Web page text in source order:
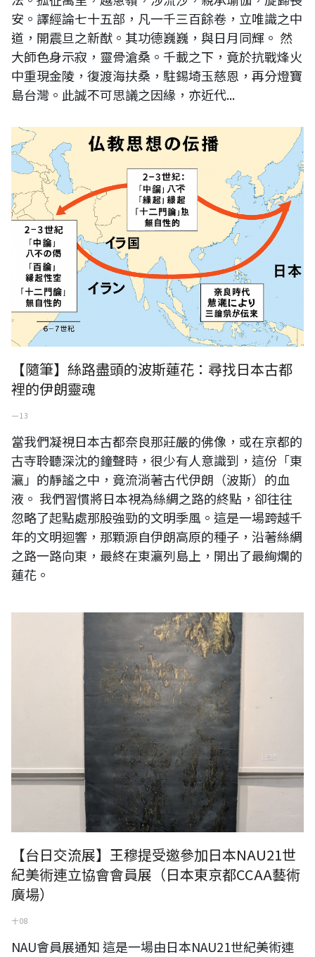
安。譯經論七十五部，凡一千三百餘卷，立唯識之中
道，開震旦之新猷。其功德巍巍，與日月同輝。 然
大師色身示寂，靈骨滄桑。千載之下，竟於抗戰烽火
中重現金陵，復渡海扶桑，駐錫埼玉慈恩，再分燈寶
島台灣。此誠不可思議之因緣，亦近代...
【隨筆】絲路盡頭的波斯蓮花：尋找日本古都
裡的伊朗靈魂
一 13
當我們凝視日本古都奈良那莊嚴的佛像，或在京都的
古寺聆聽深沈的鐘聲時，很少有人意識到，這份「東
瀛」的靜謐之中，竟流淌著古代伊朗（波斯）的血
液。 我們習慣將日本視為絲綢之路的終點，卻往往
忽略了起點處那股強勁的文明季風。這是一場跨越千
年的文明迴響，那顆源自伊朗高原的種子，沿著絲綢
之路一路向東，最終在東瀛列島上，開出了最絢爛的
蓮花。
王穆提 空 97x180cm 墨、壓克力、宣紙 2025年
【台日交流展】王穆提受邀參加日本NAU21世
紀美術連立協會會員展（日本東京都CCAA藝術
廣場）
十 08
NAU會員展通知 這是一場由日本NAU21世紀美術連